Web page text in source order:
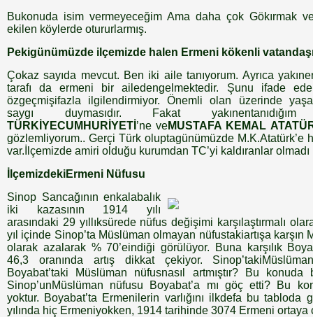
Bukonuda isim vermeyeceğim Ama daha çok Gökırmak
ekilen köylerde otururlarmış.
Pekigünümüzde ilçemizde halen Ermeni kökenli
Çokaz sayıda mevcut. Ben iki aile tanıyorum. Ayrıca
tarafı da ermeni bir ailedengelmektedir. Şunu ifade
özgeçmişifazla ilgilendirmiyor. Önemli olan üzerinde
saygı duymasıdır. Fakat
TÜRKİYECUMHURİYETİ ’ne veMUSTAFA KEMAL
gözlemliyorum.. Gerçi Türk oluptagünümüzde M.K.Atatürk’e
var.İlçemizde amiri olduğu kurumdan TC’yi kaldıranlar olmadı
İlçemizdekiErmeni Nüfusu
Sinop Sancağının enkalabalık
iki kazasının 1914 yılı
arasındaki 29 yıllıksürede nüfus değişimi karşılaştırmalı
yıl içinde Sinop’ta Müslüman olmayan nüfustakiartışa karşın
olarak azalarak % 70’eindiği görülüyor. Buna karşılık
46,3 oranında artış dikkat çekiyor.
Boyabat’taki Müslüman nüfusnasıl artmıştır? Bu
Sinop’unMüslüman nüfusu Boyabat’a mı göç etti? Bu
yoktur. Boyabat’ta Ermenilerin varlığını ilkdefa bu tabloda
yılında hiç Ermeniyokken, 1914 tarihinde 3074 Ermeni ortaya